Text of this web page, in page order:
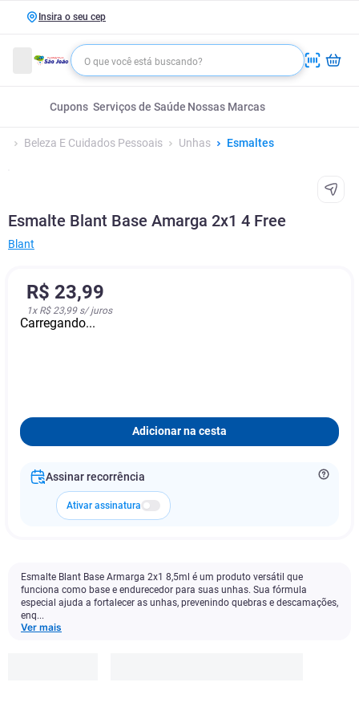
Insira o seu cep
Cupons Serviços de Saúde Nossas Marcas
Beleza E Cuidados Pessoais Unhas Esmaltes
Esmalte Blant Base Amarga 2x1 4 Free
Blant
R$ 23,99
1x R$ 23,99s/ juros
Carregando...
Adicionar na cesta
Assinar recorrência
Ativar assinatura
Esmalte Blant Base Armarga 2x1 8,5ml é um produto versátil que
funciona como base e endurecedor para suas unhas. Sua fórmula
especial ajuda a fortalecer as unhas, prevenindo quebras e descamações,
enq...
Ver mais